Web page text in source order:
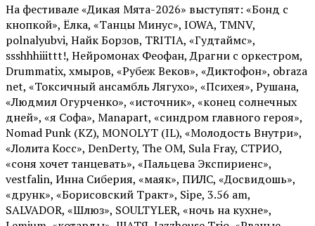
На фестивале «Дикая Мята-2026» выступят: «Бонд с
кнопкой», Ёлка, «Танцы Минус», IOWA, TMNV,
polnalyubvi, Найк Борзов, TRITIA, «Гудтаймс»,
ssshhhiiittt!, Нейромонах Феофан, Драгни с оркестром,
Drummatix, хмыров, «Рубеж Веков», «Диктофон», obraza
net, «Токсичный ансамбль Лягухо», «Психея», Рушана,
«Людмил Огурченко», «источник», «конец солнечных
дней», «я Софа», Manapart, «синдром главного героя»,
Nomad Punk (KZ), MONOLYT (IL), «Молодость Внутри»,
«Лолита Косс», DenDerty, The OM, Sula Fray, СТРИО,
«соня хочет танцевать», «Пальцева Экспириенс»,
vestfalin, Инна Сиберия, «маяк», ПИЛС, «Досвидошь»,
«друнк», «Борисовский Тракт», Sipe, 3.56 am,
SALVADOR, «Шлюз», SOULTYLER, «ночь на кухне»,